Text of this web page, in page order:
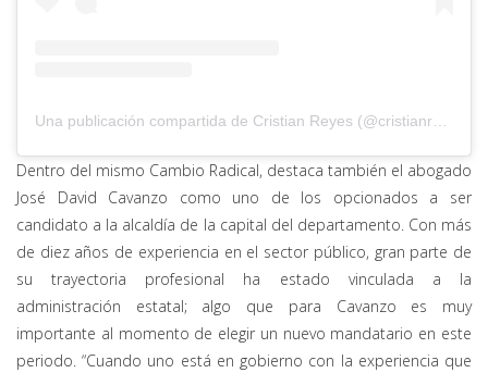
Una publicación compartida de Cristian Reyes (@cristianreyescr_)
Dentro del mismo Cambio Radical, destaca también el abogado
José David Cavanzo como uno de los opcionados a ser
candidato a la alcaldía de la capital del departamento. Con más
de diez años de experiencia en el sector público, gran parte de
su trayectoria profesional ha estado vinculada a la
administración estatal; algo que para Cavanzo es muy
importante al momento de elegir un nuevo mandatario en este
periodo. “Cuando uno está en gobierno con la experiencia que